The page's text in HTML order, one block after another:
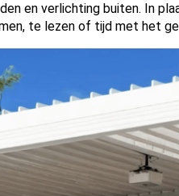
en verlichting buiten. In
te lezen of tijd met het